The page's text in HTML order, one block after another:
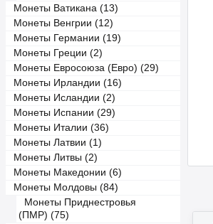
Монеты Ватикана (13)
Монеты Венгрии (12)
Монеты Германии (19)
Монеты Греции (2)
Монеты Евросоюза (Евро) (29)
Монеты Ирландии (16)
Монеты Исландии (2)
Монеты Испании (29)
Монеты Италии (36)
Монеты Латвии (1)
Монеты Литвы (2)
Монеты Македонии (6)
Монеты Молдовы (84)
Монеты Приднестровья
(ПМР) (75)